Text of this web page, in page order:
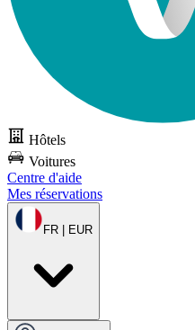
Hôtels
Voitures
Centre d'aide
Mes réservations
FR | EUR